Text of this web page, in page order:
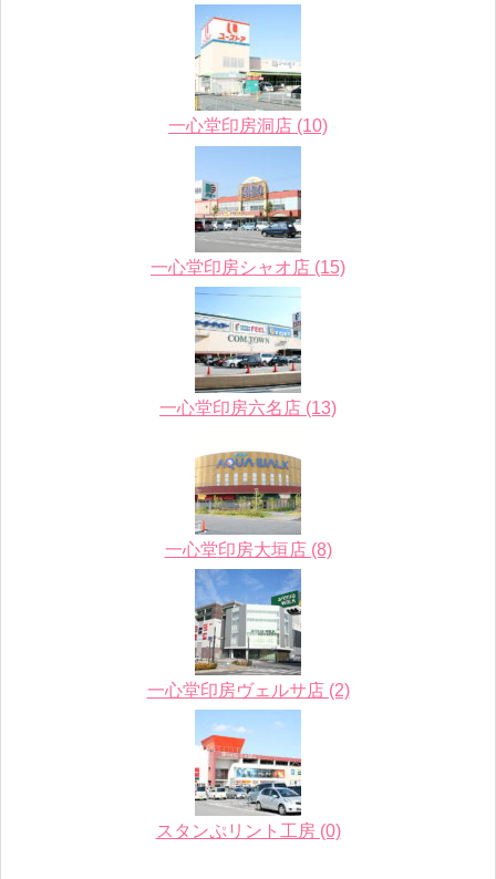
一心堂印房洞店 (10)
一心堂印房シャオ店 (15)
一心堂印房六名店 (13)
一心堂印房大垣店 (8)
一心堂印房ヴェルサ店 (2)
スタンぷリント工房 (0)